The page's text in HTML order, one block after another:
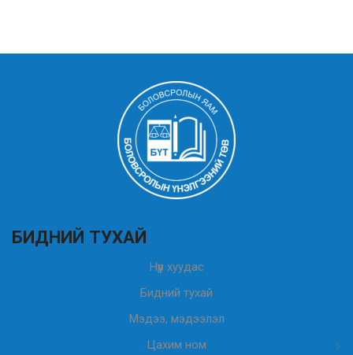
БИДНИЙ ТУХАЙ
Нүүр хуудас
Бидний тухай
Мэдээ, мэдээлэл
Цахим ном